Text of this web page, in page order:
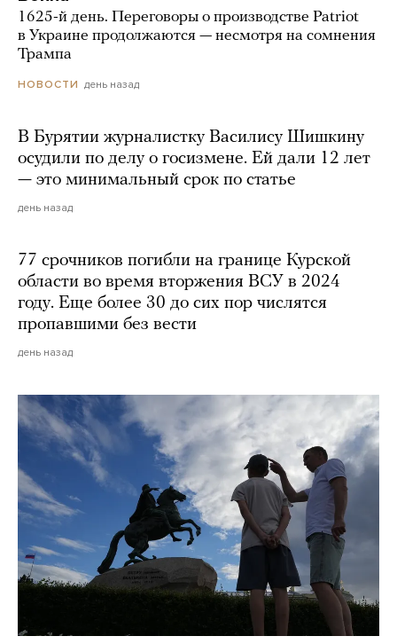
1625-й день. Переговоры о производстве Patriot
в Украине продолжаются — несмотря на сомнения
Трампа
НОВОСТИ день назад
В Бурятии журналистку Василису Шишкину
осудили по делу о госизмене. Ей дали 12 лет
— это минимальный срок по статье
день назад
77 срочников погибли на границе Курской
области во время вторжения ВСУ в 2024
году. Еще более 30 до сих пор числятся
пропавшими без вести
день назад